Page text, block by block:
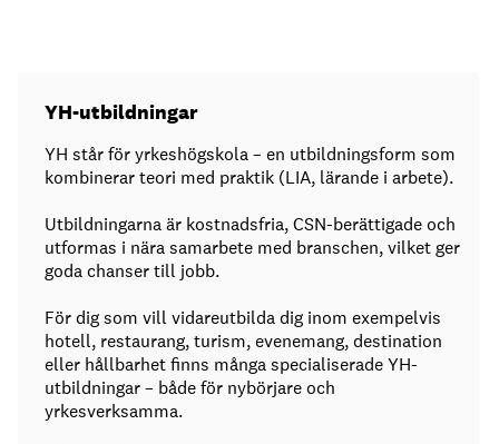
YH-utbildningar
YH står för yrkeshögskola – en utbildningsform som
kombinerar teori med praktik (LIA, lärande i arbete).
Utbildningarna är kostnadsfria, CSN-berättigade och
utformas i nära samarbete med branschen, vilket ger
goda chanser till jobb.
För dig som vill vidareutbilda dig inom exempelvis
hotell, restaurang, turism, evenemang, destination
eller hållbarhet finns många specialiserade YH-
utbildningar – både för nybörjare och
yrkesverksamma.